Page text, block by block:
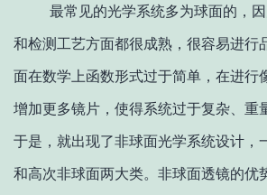
最常见的光学系统多为球面的，
和检测工艺方面都很成熟，很容易进行
面在数学上函数形式过于简单，在进行
增加更多镜片，使得系统过于复杂、重
于是，就出现了非球面光学系统设计，
和高次非球面两大类。非球面透镜的优